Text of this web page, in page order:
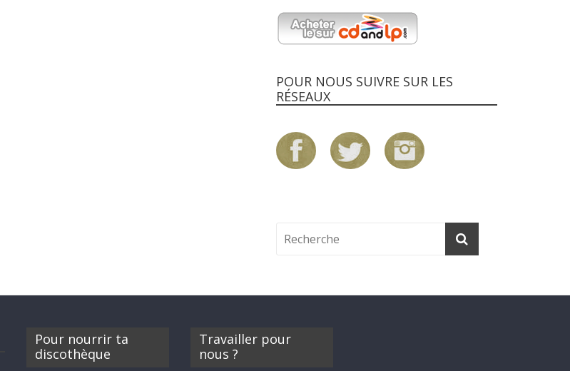
POUR NOUS SUIVRE SUR LES
RÉSEAUX
Pour nourrir ta
discothèque
Travailler pour
nous ?